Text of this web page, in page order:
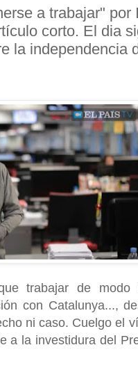
a trabajar" por
corto. El dia
la independencia
trabajar de modo
con Catalunya...,
ni caso. Cuelgo el
a la investidura del